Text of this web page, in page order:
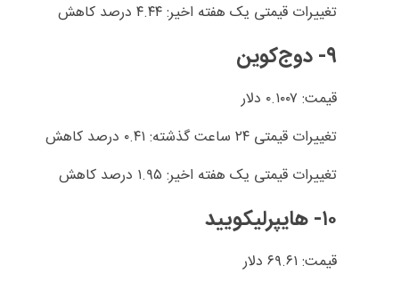
تغییرات قیمتی یک هفته اخیر: ۴.۴۴ درصد کاهش
۹- دوج‌کوین
قیمت: ۰.۱۰۰۷ دلار
تغییرات قیمتی ۲۴ ساعت گذشته: ۰.۴۱ درصد کاهش
تغییرات قیمتی یک هفته اخیر: ۱.۹۵ درصد کاهش
۱۰- هایپرلیکویید
قیمت: ۶۹.۶۱ دلار